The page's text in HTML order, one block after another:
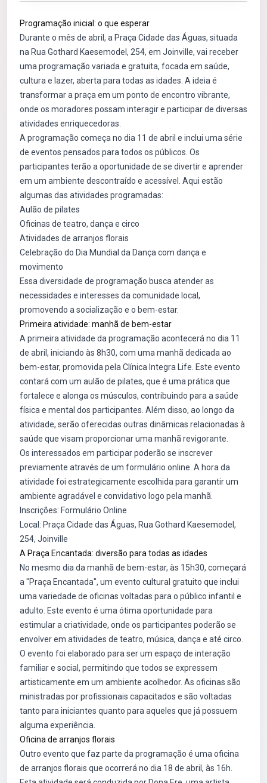
Programação inicial: o que esperar
Durante o mês de abril, a Praça Cidade das Águas, situada
na Rua Gothard Kaesemodel, 254, em Joinville, vai receber
uma programação variada e gratuita, focada em saúde,
cultura e lazer, aberta para todas as idades. A ideia é
transformar a praça em um ponto de encontro vibrante,
onde os moradores possam interagir e participar de diversas
atividades enriquecedoras.
A programação começa no dia 11 de abril e inclui uma série
de eventos pensados para todos os públicos. Os
participantes terão a oportunidade de se divertir e aprender
em um ambiente descontraído e acessível. Aqui estão
algumas das atividades programadas:
Aulão de pilates
Oficinas de teatro, dança e circo
Atividades de arranjos florais
Celebração do Dia Mundial da Dança com dança e
movimento
Essa diversidade de programação busca atender as
necessidades e interesses da comunidade local,
promovendo a socialização e o bem-estar.
Primeira atividade: manhã de bem-estar
A primeira atividade da programação acontecerá no dia 11
de abril, iniciando às 8h30, com uma manhã dedicada ao
bem-estar, promovida pela Clínica Integra Life. Este evento
contará com um aulão de pilates, que é uma prática que
fortalece e alonga os músculos, contribuindo para a saúde
física e mental dos participantes. Além disso, ao longo da
atividade, serão oferecidas outras dinâmicas relacionadas à
saúde que visam proporcionar uma manhã revigorante.
Os interessados em participar poderão se inscrever
previamente através de um formulário online. A hora da
atividade foi estrategicamente escolhida para garantir um
ambiente agradável e convidativo logo pela manhã.
Inscrições: Formulário Online
Local: Praça Cidade das Águas, Rua Gothard Kaesemodel,
254, Joinville
A Praça Encantada: diversão para todas as idades
No mesmo dia da manhã de bem-estar, às 15h30, começará
a "Praça Encantada", um evento cultural gratuito que inclui
uma variedade de oficinas voltadas para o público infantil e
adulto. Este evento é uma ótima oportunidade para
estimular a criatividade, onde os participantes poderão se
envolver em atividades de teatro, música, dança e até circo.
O evento foi elaborado para ser um espaço de interação
familiar e social, permitindo que todos se expressem
artisticamente em um ambiente acolhedor. As oficinas são
ministradas por profissionais capacitados e são voltadas
tanto para iniciantes quanto para aqueles que já possuem
alguma experiência.
Oficina de arranjos florais
Outro evento que faz parte da programação é uma oficina
de arranjos florais que ocorrerá no dia 18 de abril, às 16h.